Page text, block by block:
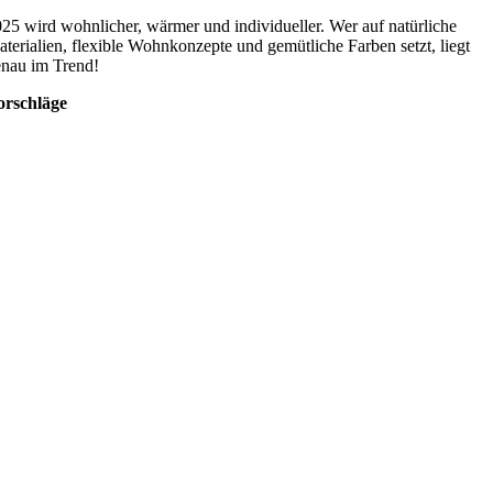
wird wohnlicher, wärmer und individueller. Wer auf natürliche
flexible Wohnkonzepte und gemütliche Farben setzt, liegt
im Trend!